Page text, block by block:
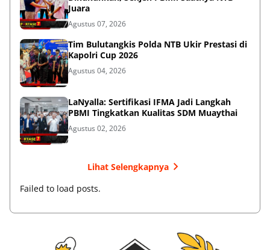
Juara
Agustus 07, 2026
Tim Bulutangkis Polda NTB Ukir Prestasi di
Kapolri Cup 2026
Agustus 04, 2026
LaNyalla: Sertifikasi IFMA Jadi Langkah
PBMI Tingkatkan Kualitas SDM Muaythai
Agustus 02, 2026
Lihat Selengkapnya
Failed to load posts.